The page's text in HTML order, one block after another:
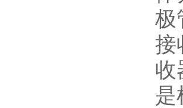
极
接
收
是